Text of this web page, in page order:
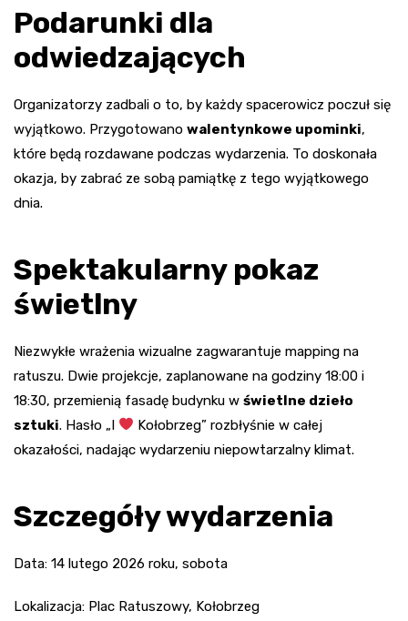
Podarunki dla
odwiedzających
Organizatorzy zadbali o to, by każdy spacerowicz poczuł się
wyjątkowo. Przygotowano walentynkowe upominki,
które będą rozdawane podczas wydarzenia. To doskonała
okazja, by zabrać ze sobą pamiątkę z tego wyjątkowego
dnia.
Spektakularny pokaz
świetlny
Niezwykłe wrażenia wizualne zagwarantuje mapping na
ratuszu. Dwie projekcje, zaplanowane na godziny 18:00 i
18:30, przemienią fasadę budynku w świetlne dzieło
sztuki. Hasło „I
Kołobrzeg” rozbłyśnie w całej
okazałości, nadając wydarzeniu niepowtarzalny klimat.
Szczegóły wydarzenia
Data: 14 lutego 2026 roku, sobota
Lokalizacja: Plac Ratuszowy, Kołobrzeg